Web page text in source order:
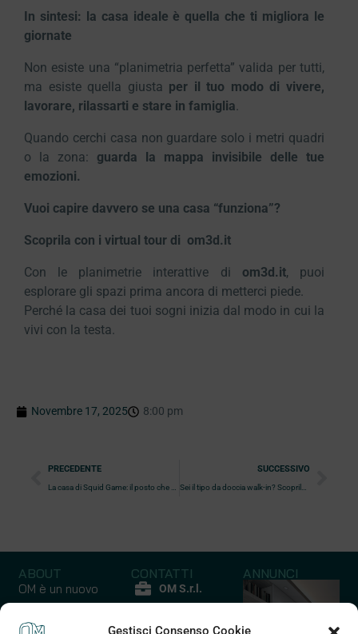
Gestisci Consenso Cookie
In sintesi: la casa ideale è quella che ti migliora le
giornate
Non esiste una “planimetria perfetta” valida per tutti,
ma esiste quella giusta per il tuo modo di vivere,
lavorare, rilassarti e stare in famiglia.
Quando cerchi casa non guardare solo i metri quadri
o la zona: guarda la mappa invisibile delle tue
emozioni.
Vuoi capire davvero se una casa “funziona”?
Scoprila con i virtual tour di om3d.it
Con le planimetrie interattive di om3d.it, puoi
esplorare gli spazi prima ancora di metterci piede.
Perché la casa dei tuoi sogni inizia dal modo in cui la
vivi con la testa.
Novembre 17, 2025 8:00 pm
PRECEDENTE SUCCESSIVO
ABOUT
OM è un nuovo
modo di
comprare casa
CONTATTI
OM S.r.l.
12852210017
ANNUNCI